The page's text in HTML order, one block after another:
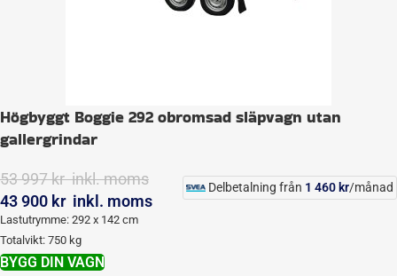
Högbyggt Boggie 292 obromsad släpvagn utan
gallergrindar
53 997kr inkl. moms
43 900 kr inkl. moms
Delbetalning från 1 460 kr/månad
Lastutrymme: 292 x 142 cm
Totalvikt: 750 kg
BYGG DIN VAGN